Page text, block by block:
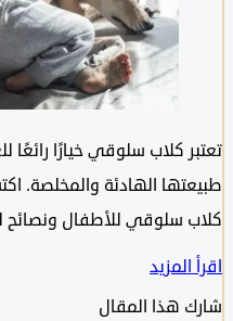
كلاب سلوقي خيارًا رائعًا
الهادئة والمخلصة.
سلوقي للأطفال ونصائح
هذا المقال